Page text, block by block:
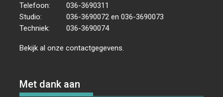
Telefoon:
036-3690311
Studio:
036-3690072 en 036-3690073
Techniek:
036-3690074
Bekijk al onzecontactgegevens
Met dank aan